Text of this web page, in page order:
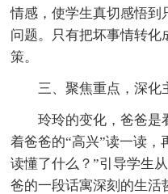
情感，使学生真切感悟到
问题。只有把坏事情转化
策。
三、聚焦重点，深化
玲玲的变化，爸爸是
着爸爸的“高兴”读一读，
读懂了什么？”引导学生
爸的一段话寓深刻的生活